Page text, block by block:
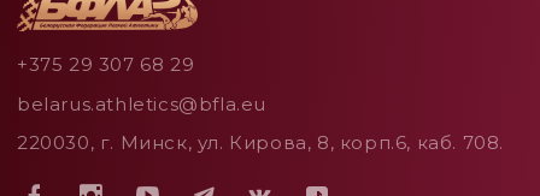
+375 29 307 68 29
belarus.athletics@bfla.eu
220030, г. Минск, ул. Кирова, 8, корп.6, каб. 708.